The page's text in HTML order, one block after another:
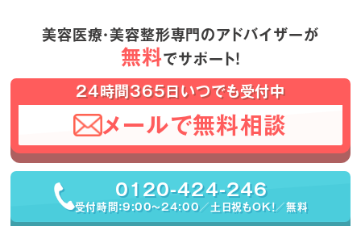
美容医療・美容整形専門のアドバイザーが
無料でサポート！
24時間365日いつでも受付中
メールで無料相談
0120-424-246
受付時間：9:00〜24:00／土日祝もOK！／無料